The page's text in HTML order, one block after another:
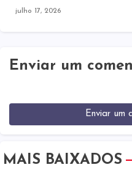
julho 17, 2026
Enviar um
Enviar um
MAIS BAIXADOS